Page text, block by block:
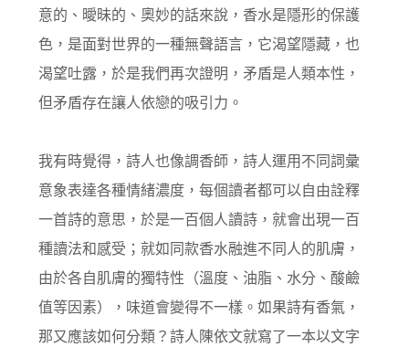
意的、曖昧的、奧妙的話來說，香水是隱形的保護
色，是面對世界的一種無聲語言，它渴望隱藏，也
渴望吐露，於是我們再次證明，矛盾是人類本性，
但矛盾存在讓人依戀的吸引力。
我有時覺得，詩人也像調香師，詩人運用不同詞彙
意象表達各種情緒濃度，每個讀者都可以自由詮釋
一首詩的意思，於是一百個人讀詩，就會出現一百
種讀法和感受；就如同款香水融進不同人的肌膚，
由於各自肌膚的獨特性（溫度、油脂、水分、酸鹼
值等因素），味道會變得不一樣。如果詩有香氣，
那又應該如何分類？詩人陳依文就寫了一本以文字